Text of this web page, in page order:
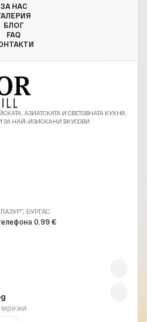
ЗА НАС
БЛОГ
FAQ
АЗИАТСКАТА И СВЕТОВНАТА КУХНЯ,
ЗА НАЙ-ИЗИСКАНИ ВКУСОВИ
БУРГАС
0.99 €
мрежи